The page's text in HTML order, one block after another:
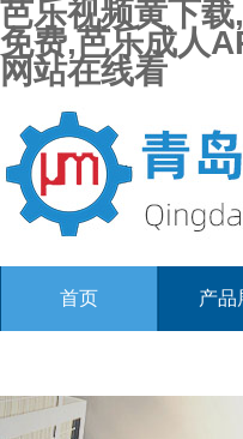
芭乐视频黄下
免费,芭乐成人
网站在线看
首页 产品